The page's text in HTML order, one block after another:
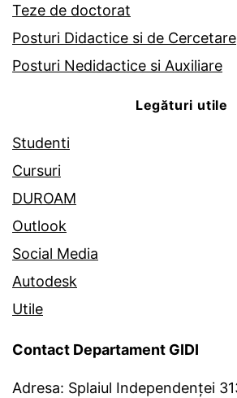
Teze de doctorat
Posturi Didactice si de Cercetare
Posturi Nedidactice si Auxiliare
Legături utile
Studenti
Cursuri
DUROAM
Outlook
Social Media
Autodesk
Utile
Contact Departament GIDI
Adresa: Splaiul Independenței